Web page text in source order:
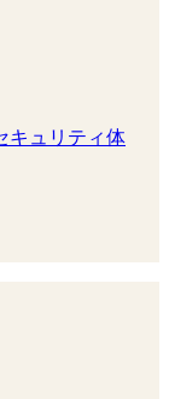
キュリティ体